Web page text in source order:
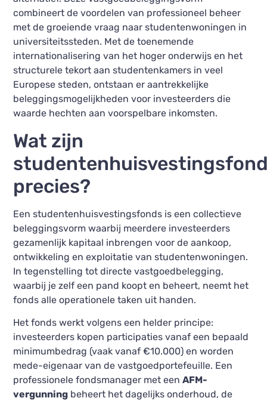
combineert de voordelen van professioneel beheer
met de groeiende vraag naar studentenwoningen in
universiteitssteden. Met de toenemende
internationalisering van het hoger onderwijs en het
structurele tekort aan studentenkamers in veel
Europese steden, ontstaan er aantrekkelijke
beleggingsmogelijkheden voor investeerders die
waarde hechten aan voorspelbare inkomsten.
Wat zijn
precies?
Een studentenhuisvestingsfonds is een collectieve
beleggingsvorm waarbij meerdere investeerders
gezamenlijk kapitaal inbrengen voor de aankoop,
ontwikkeling en exploitatie van studentenwoningen.
In tegenstelling tot directe vastgoedbelegging,
waarbij je zelf een pand koopt en beheert, neemt het
fonds alle operationele taken uit handen.
Het fonds werkt volgens een helder principe:
investeerders kopen participaties vanaf een bepaald
minimumbedrag (vaak vanaf €10.000) en worden
mede-eigenaar van de vastgoedportefeuille. Een
professionele fondsmanager met eenAFM-
vergunning beheert het dagelijks onderhoud, de